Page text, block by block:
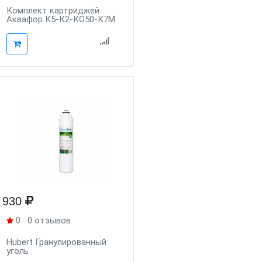
Комплект картриджей
Аквафор К5-К2-КО50-К7М
930
0 0 отзывов
Hubert Гранулированный
уголь